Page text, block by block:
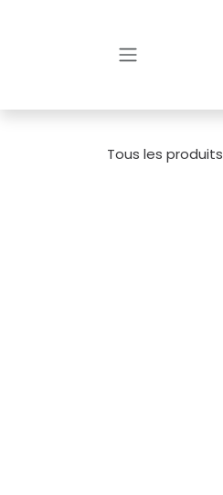
Tous les produits